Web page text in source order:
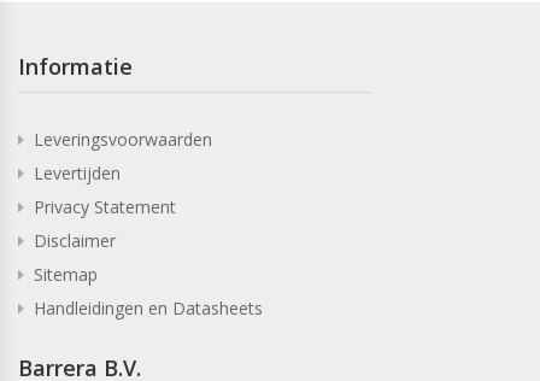
Informatie
Leveringsvoorwaarden
Levertijden
Privacy Statement
Disclaimer
Sitemap
Handleidingen en Datasheets
Barrera B.V.